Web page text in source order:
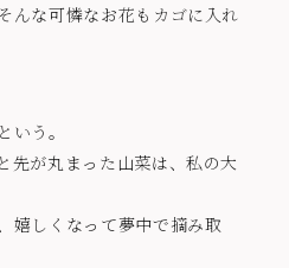
んな可憐なお花もカゴに入れ
う。
先が丸まった山菜は、私の大
嬉しくなって夢中で摘み取